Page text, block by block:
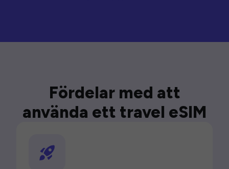
Fördelar med att
använda ett travel eSIM